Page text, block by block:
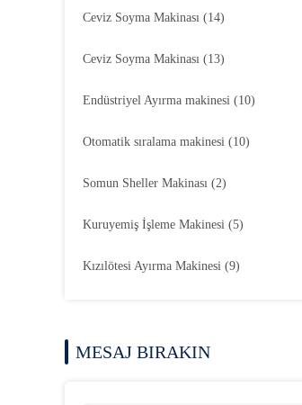
Ceviz Soyma Makinası (14)
Ceviz Soyma Makinası (13)
Endüstriyel Ayırma makinesi (10)
Otomatik sıralama makinesi (10)
Somun Sheller Makinası (2)
Kuruyemiş İşleme Makinesi (5)
Kızılötesi Ayırma Makinesi (9)
MESAJ BIRAKIN